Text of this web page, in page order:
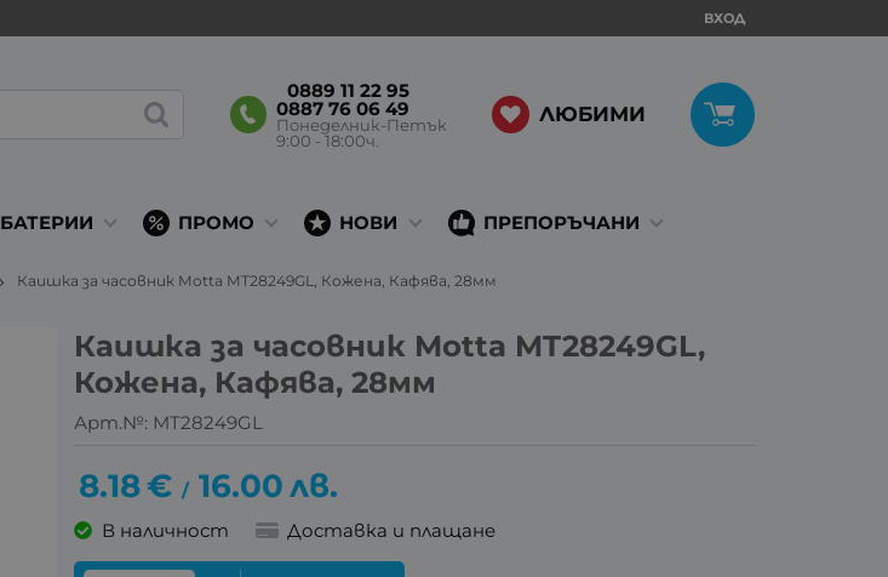
ВХОД
0889 11 22 95
0887 76 06 49
Понеделник-Петък
9:00 - 18:00ч.
ЛЮБИМИ
БАТЕРИИ ПРОМО НОВИ ПРЕПОРЪЧАНИ
Каишка за часовник Motta MT28249GL, Кожена, Кафява, 28мм
Каишка за часовник Motta MT28249GL,
Кожена, Кафява, 28мм
Арт.№: MT28249GL
8.18€ / 16.00лв.
В наличност Доставка и плащане